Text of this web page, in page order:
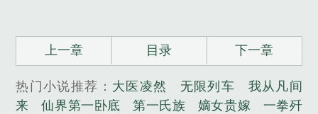
上一章 目录 下一章
热门小说推荐： 大医凌然 无限列车
我从凡间
来
仙界第一卧底 第一氏族 嫡女贵嫁
一拳歼